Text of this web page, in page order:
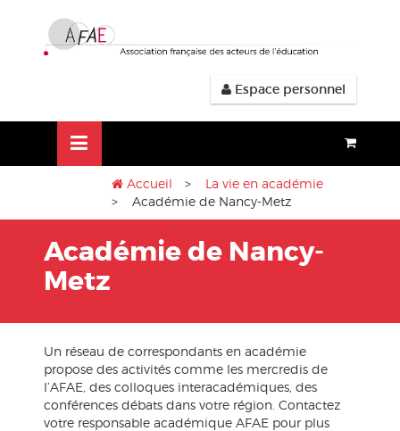
contenu
Espace personnel
Accueil > La vie en académie
> Académie de Nancy-Metz
Académie de Nancy-
Metz
Un réseau de correspondants en académie
propose des activités comme les mercredis de
l’AFAE, des colloques interacadémiques, des
conférences débats dans votre région. Contactez
votre responsable académique AFAE pour plus